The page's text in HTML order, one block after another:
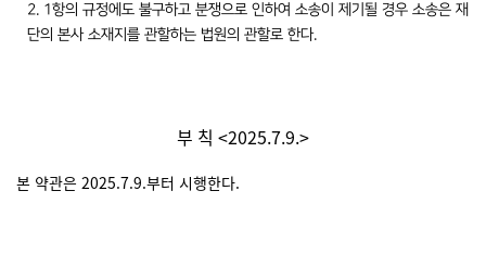
2. 1항의 규정에도 불구하고 분쟁으로 인하여 소송이 제기될 경우 소송은 재
단의 본사 소재지를 관할하는 법원의 관할로 한다.
부 칙 <2025.7.9.>
본 약관은 2025.7.9.부터 시행한다.